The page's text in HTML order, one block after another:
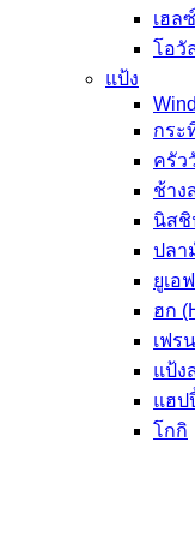
เฮล
โอวั
แป้ง
กระ
ครัว
ช้าง
นิสชิ
ปลา
ยูเอ
ฮก
เฟร
แป้ง
แฮป
โกกิ